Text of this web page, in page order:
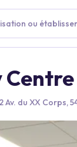
ou
Av. du XX Corps,